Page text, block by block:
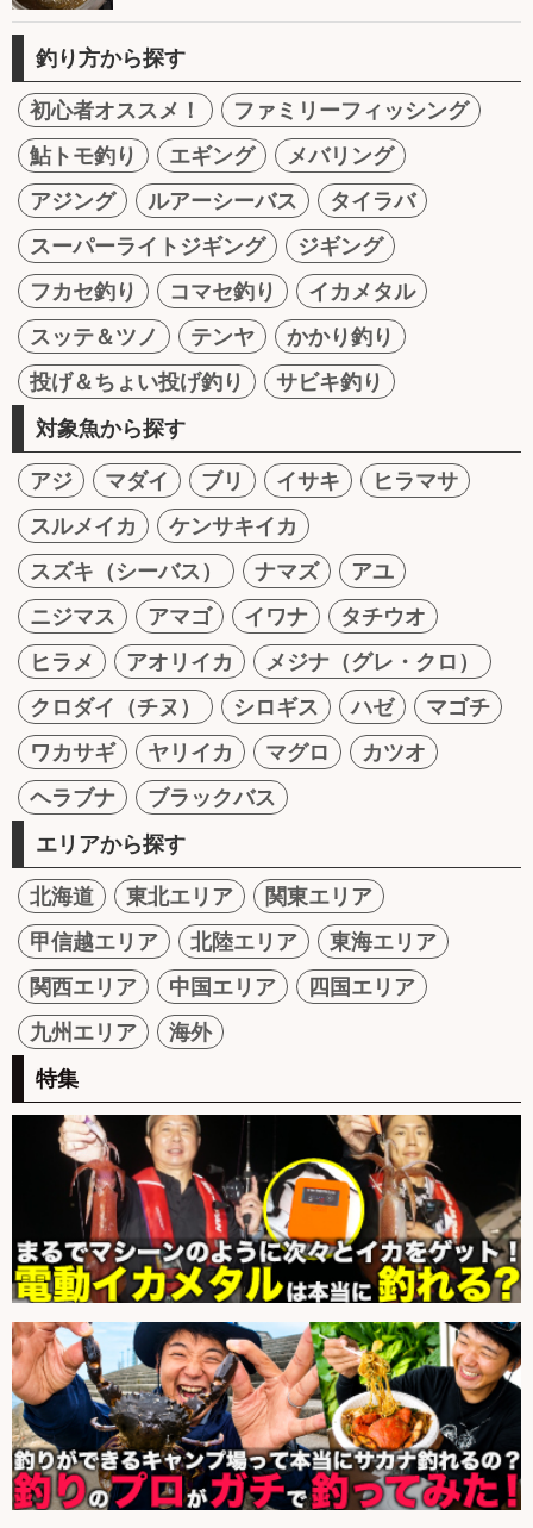
釣り方から探す
初心者オススメ！
ファミリーフィッシング
鮎トモ釣り
エギング
メバリング
アジング
ルアーシーバス
タイラバ
スーパーライトジギング
ジギング
フカセ釣り
コマセ釣り
イカメタル
スッテ＆ツノ
テンヤ
かかり釣り
投げ＆ちょい投げ釣り
サビキ釣り
対象魚から探す
アジ マダイ ブリ イサキ
ヒラマサ
スルメイカ
ケンサキイカ
スズキ（シーバス）
ナマズ
アユ
ニジマス
アマゴ イワナ
タチウオ
ヒラメ
アオリイカ
メジナ（グレ・クロ）
クロダイ（チヌ）
シロギス ハゼ
マゴチ
ワカサギ
ヤリイカ マグロ
カツオ
ヘラブナ
ブラックバス
エリアから探す
北海道 東北エリア
関東エリア
甲信越エリア
北陸エリア
東海エリア
関西エリア
中国エリア
四国エリア
九州エリア
海外
特集